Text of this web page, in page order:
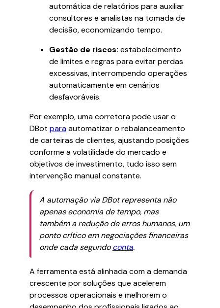
automática de relatórios para auxiliar
consultores e analistas na tomada de
decisão, economizando tempo.
Gestão de riscos: estabelecimento
de limites e regras para evitar perdas
excessivas, interrompendo operações
automaticamente em cenários
desfavoráveis.
Por exemplo, uma corretora pode usar o
DBot paraautomatizar o rebalanceamento
de carteiras de clientes, ajustando posições
conforme a volatilidade do mercado e
objetivos de investimento, tudo isso sem
intervenção manual constante.
A automação via DBot representa não
apenas economia de tempo, mas
também a redução de erros humanos, um
ponto crítico em negociações financeiras
onde cada segundoconta.
A ferramenta está alinhada com a demanda
crescente por soluções que acelerem
processos operacionais e melhorem o